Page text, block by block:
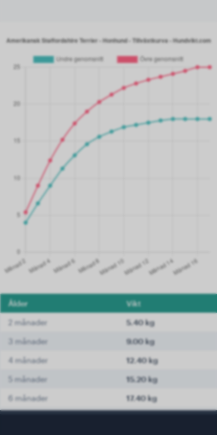
Ålder Vikt
2 månader 5.40 kg
3 månader 9.00 kg
4 månader 12.40 kg
5 månader 15.20 kg
6 månader 17.40 kg